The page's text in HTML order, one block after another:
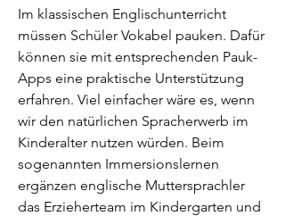
Im klassischen Englischunterricht
müssen Schüler Vokabel pauken. Dafür
können sie mit entsprechenden Pauk-
Apps eine praktische Unterstützung
erfahren. Viel einfacher wäre es, wenn
wir den natürlichen Spracherwerb im
Kinderalter nutzen würden. Beim
sogenannten Immersionslernen
ergänzen englische Muttersprachler
das Erzieherteam im Kindergarten und